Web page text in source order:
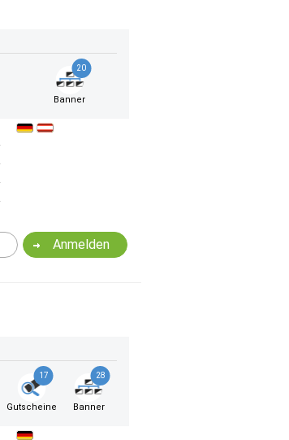
20
Banner
Anmelden
17
Gutscheine
28
Banner